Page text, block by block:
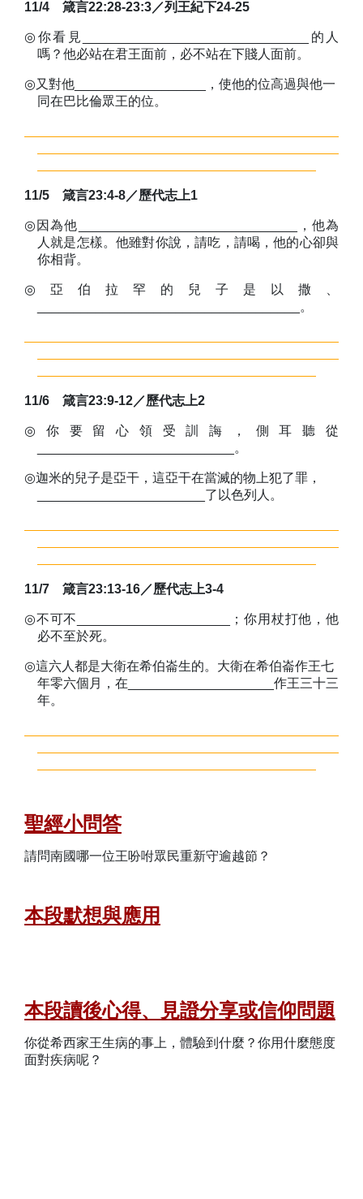
11/4 箴言22:28-23:3／列王紀下24-25
◎ 你看見_______________________________的人
嗎？他必站在君王面前，必不站在下賤人面前。
◎又對他__________________，使他的位高過與他一
同在巴比倫眾王的位。
11/5 箴言23:4-8／歷代志上1
◎ 因為他______________________________，他為
人就是怎樣。他雖對你說，請吃，請喝，他的心卻與
你相背。
◎ 亞伯拉罕的兒子是以撒、
____________________________________。
11/6 箴言23:9-12／歷代志上2
◎ 你要留心領受訓誨，側耳聽從
___________________________。
◎迦米的兒子是亞干，這亞干在當滅的物上犯了罪，
_______________________了以色列人。
11/7 箴言23:13-16／歷代志上3-4
◎不可不_____________________；你用杖打他，他
必不至於死。
◎這六人都是大衛在希伯崙生的。大衛在希伯崙作王七
年零六個月，在
作王三十三
年。
聖經小問答
請問南國哪一位王吩咐眾民重新守逾越節？
本段默想與應用
本段讀後心得、見證分享或信仰問題
你從希西家王生病的事上，體驗到什麼？你用什麼態度
面對疾病呢？